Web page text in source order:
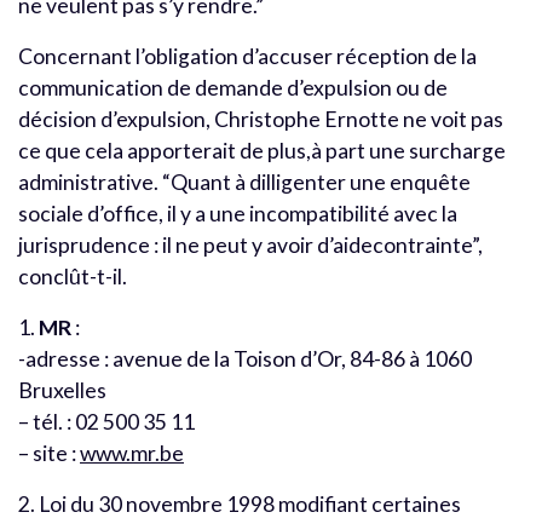
Concernant l’obligation d’accuser réception de la
communication de demande d’expulsion ou de
décision d’expulsion, Christophe Ernotte ne voit pas
ce que cela apporterait de plus,à part une surcharge
administrative. “Quant à dilligenter une enquête
sociale d’office, il y a une incompatibilité avec la
jurisprudence : il ne peut y avoir d’aidecontrainte”,
conclût-t-il.
1. MR:
-adresse : avenue de la Toison d’Or, 84-86 à 1060
Bruxelles
– tél. : 02 500 35 11
– site :www.mr.be
2. Loi du 30 novembre 1998 modifiant certaines